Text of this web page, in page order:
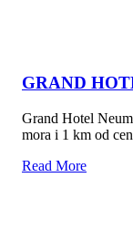
GRAND
Grand Hotel
mora i 1 km od
Read More